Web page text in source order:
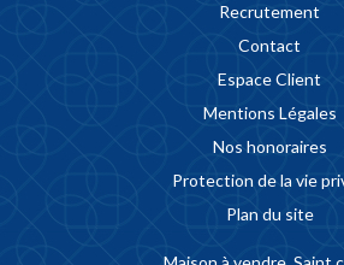
Recrutement
Contact
Espace Client
Mentions Légales
Nos honoraires
Protection de la vie
Plan du site